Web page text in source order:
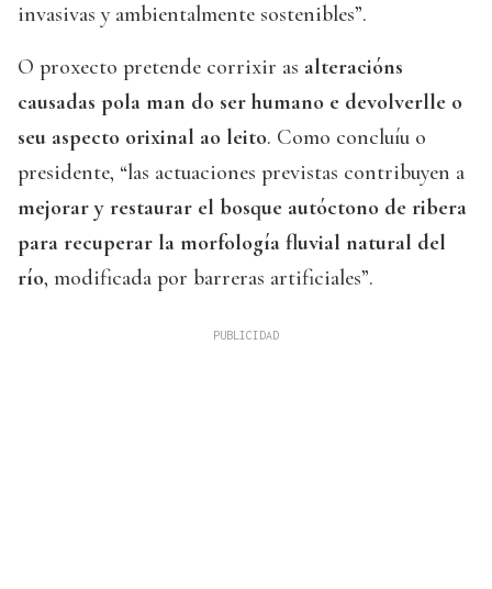
invasivas y ambientalmente sostenibles”.
O proxecto pretende corrixir as alteracións
causadas pola man do ser humano e devolverlle o
seu aspecto orixinal ao leito. Como concluíu o
presidente, “las actuaciones previstas contribuyen a
mejorar y restaurar el bosque autóctono de ribera
para recuperar la morfología fluvial natural del
río, modificada por barreras artificiales”.